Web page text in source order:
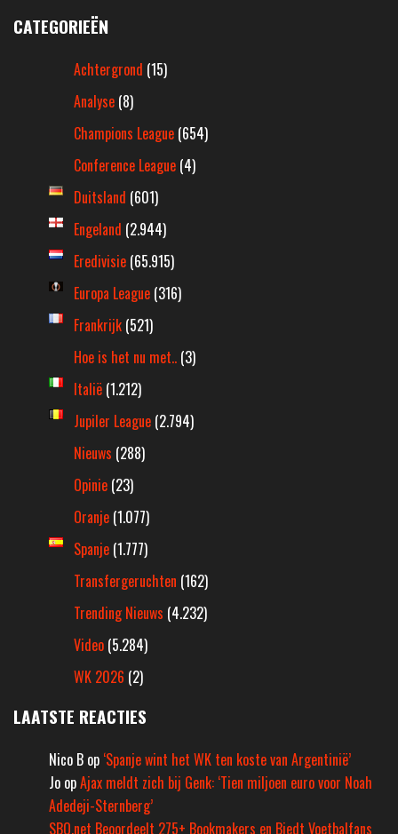
CATEGORIEËN
Achtergrond (15)
Analyse (8)
Champions League (654)
Conference League (4)
Duitsland (601)
Engeland (2.944)
Eredivisie (65.915)
Europa League (316)
Frankrijk (521)
Hoe is het nu met.. (3)
Italië (1.212)
Jupiler League (2.794)
Nieuws (288)
Opinie (23)
Oranje (1.077)
Spanje (1.777)
Transfergeruchten (162)
Trending Nieuws (4.232)
Video (5.284)
WK 2026 (2)
LAATSTE REACTIES
Nico B op ‘Spanje wint het WK ten koste van Argentinië’
Jo opAjax meldt zich bij Genk: ‘Tien miljoen euro voor Noah
Adedeji-Sternberg’
SBO.net Beoordeelt 275+ Bookmakers en Biedt Voetbalfans